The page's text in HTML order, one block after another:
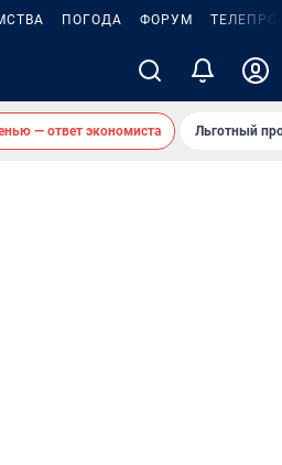
ПОГОДА ФОРУМ
— ответ экономиста Льготный